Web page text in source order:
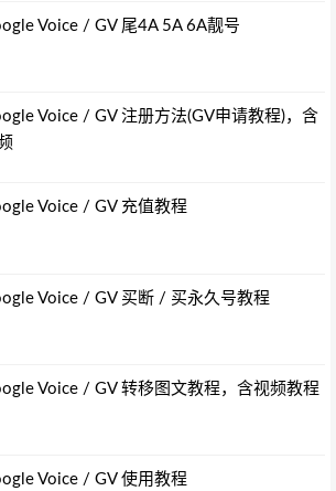
Voice / GV 尾4A 5A 6A靓号
Voice / GV 注册方法(GV申请教程)，含
Voice / GV 充值教程
Voice / GV 买断 / 买永久号教程
Voice / GV 转移图文教程，含视频教程
Voice / GV 使用教程